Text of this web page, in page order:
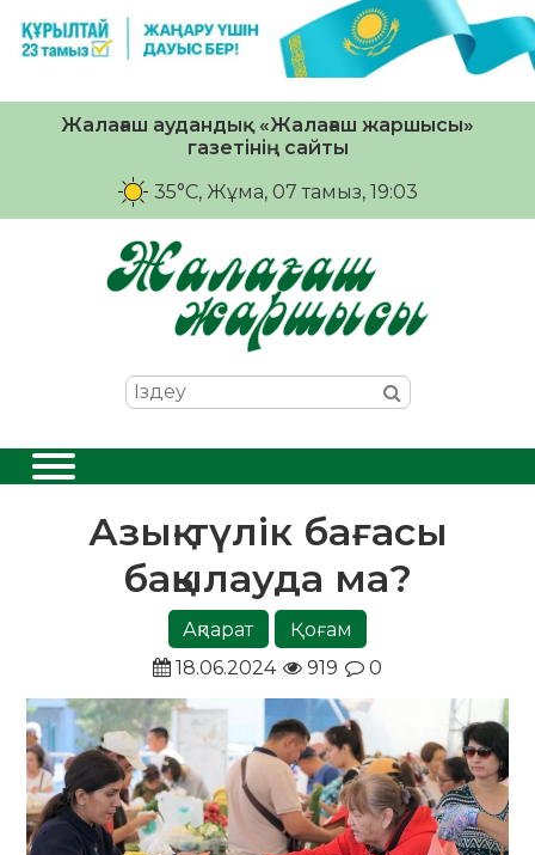
Жалағаш аудандық «Жалағаш жаршысы»
газетінің сайты
35°C, Жұма, 07 тамыз, 19:03
Азық-түлік бағасы
бақылауда ма?
Ақпарат
Қоғам
18.06.2024
919 0